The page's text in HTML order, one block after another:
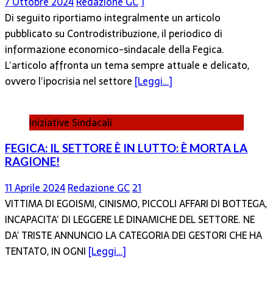
Di seguito riportiamo integralmente un articolo
pubblicato su Controdistribuzione, il periodico di
informazione economico-sindacale della Fegica.
L’articolo affronta un tema sempre attuale e delicato,
ovvero l’ipocrisia nel settore [Leggi…]
Iniziative Sindacali
FEGICA: IL SETTORE È IN LUTTO: È MORTA LA
RAGIONE!
11 Aprile 2024Redazione GC21
VITTIMA DI EGOISMI, CINISMO, PICCOLI AFFARI DI BOTTEGA,
INCAPACITA’ DI LEGGERE LE DINAMICHE DEL SETTORE. NE
DA’ TRISTE ANNUNCIO LA CATEGORIA DEI GESTORI CHE HA
TENTATO, IN OGNI [Leggi…]